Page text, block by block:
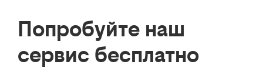
Попробуйте наш
сервис бесплатно